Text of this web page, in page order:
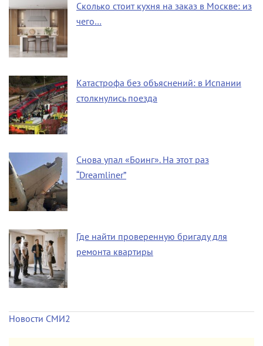
Сколько стоит кухня на заказ в Москве: из
чего…
Катастрофа без объяснений: в Испании
столкнулись поезда
Снова упал «Боинг». На этот раз
“Dreamliner”
Где найти проверенную бригаду для
ремонта квартиры
Новости СМИ2